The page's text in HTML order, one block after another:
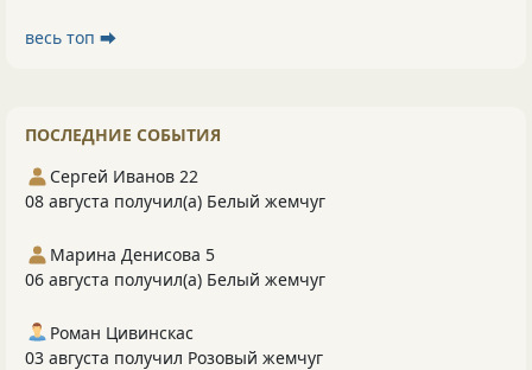
весь топ ⮕
ПОСЛЕДНИЕ СОБЫТИЯ
Сергей Иванов 22
08 августа получил(а) Белый жемчуг
Марина Денисова 5
06 августа получил(а) Белый жемчуг
Роман Цивинскас
03 августа получил Розовый жемчуг